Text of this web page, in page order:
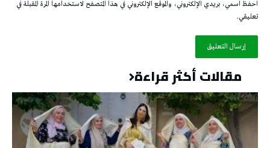
احفظ اسمي، بريدي الإلكتروني، والموقع الإلكتروني في هذا المتصفح لاستخدامها المرة المقبلة في
تعليقي.
مقالات أكثر قراءة